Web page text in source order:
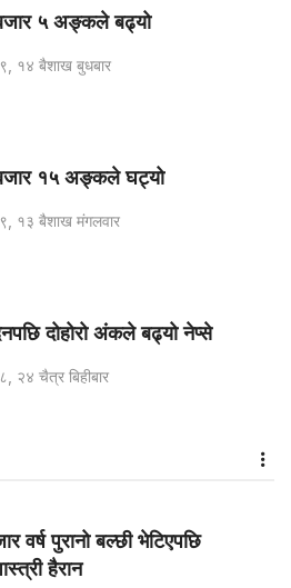
५ अङ्कले बढ्यो
१४ बैशाख बुधबार
१५ अङ्कले घट्यो
१३ बैशाख मंगलवार
दोहोरो अंकले बढ्यो नेप्से
२४ चैत्र बिहीबार
वर्ष पुरानो बल्छी भेटिएपछि
हैरान